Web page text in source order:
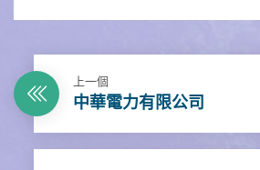
上一個
中華電力有限公司